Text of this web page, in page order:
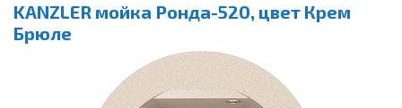
KANZLER мойка Ронда-520, цвет Крем
Брюле